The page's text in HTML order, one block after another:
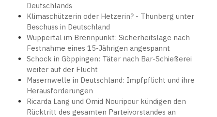
Deutschlands
Klimaschützerin oder Hetzerin? - Thunberg unter
Beschuss in Deutschland
Wuppertal im Brennpunkt: Sicherheitslage nach
Festnahme eines 15-Jährigen angespannt
Schock in Göppingen: Täter nach Bar-Schießerei
weiter auf der Flucht
Masernwelle in Deutschland: Impfpflicht und ihre
Herausforderungen
Ricarda Lang und Omid Nouripour kündigen den
Rücktritt des gesamten Parteivorstandes an